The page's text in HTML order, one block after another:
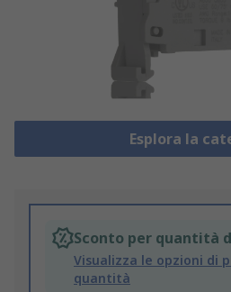
Esplora la
Sconto per quantità
Visualizza le opzioni di
quantità